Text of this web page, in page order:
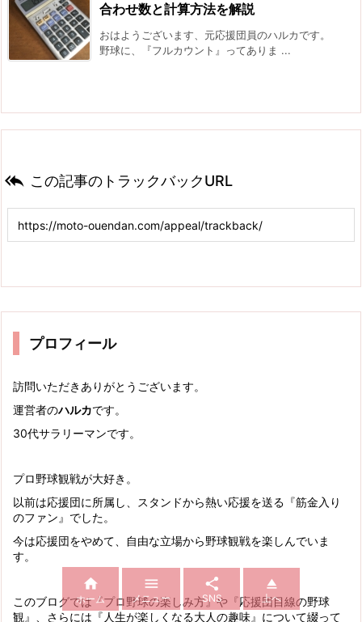
合わせ数と計算方法を解説
おはようございます、元応援団員のハルカです。
野球に、『フルカウント』ってありま ...
 この記事のトラックバックURL
プロフィール
訪問いただきありがとうございます。
運営者のハルカです。
30代サラリーマンです。
プロ野球観戦が大好き。
以前は応援団に所属し、スタンドから熱い応援を送る『筋金入り
のファン』でした。
今は応援団をやめて、自由な立場から野球観戦を楽しんでいま
す。
このブログでは『プロ野球の楽しみ方』や『応援団目線の野球
観』、さらには『人生が楽しくなる大人の趣味』について綴って

ホーム

メニュー

SNS

上へ